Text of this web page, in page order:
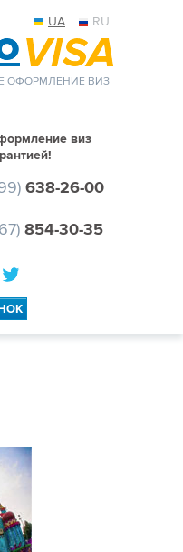
UA RU
ОФОРМЛЕНИЕ ВИЗ
виз
638-26-00
854-30-35